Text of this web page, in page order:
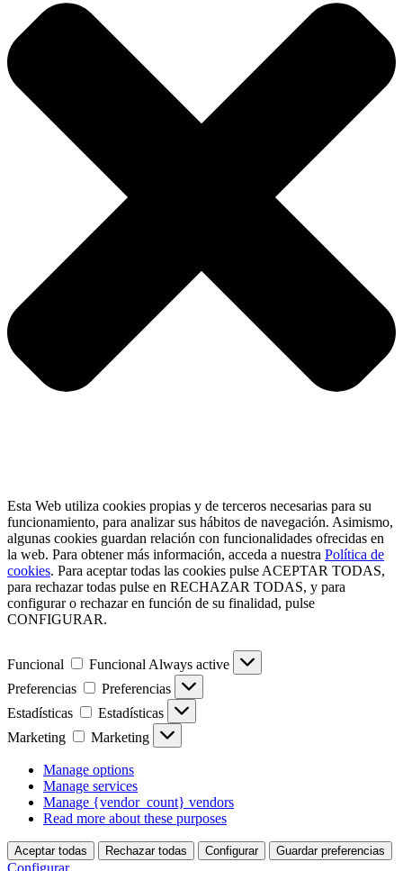
Esta Web utiliza cookies propias y de terceros necesarias para su
funcionamiento, para analizar sus hábitos de navegación. Asimismo,
algunas cookies guardan relación con funcionalidades ofrecidas en
la web. Para obtener más información, acceda a nuestra Política de
cookies. Para aceptar todas las cookies pulse ACEPTAR TODAS,
para rechazar todas pulse en RECHAZAR TODAS, y para
configurar o rechazar en función de su finalidad, pulse
CONFIGURAR.
Funcional FuncionalAlways active
Preferencias
Preferencias
Estadísticas
Estadísticas
Marketing
Marketing
Manage options
Manage services
Manage {vendor_count} vendors
Read more about these purposes
Aceptar todas Rechazar todas Configurar Guardar preferencias